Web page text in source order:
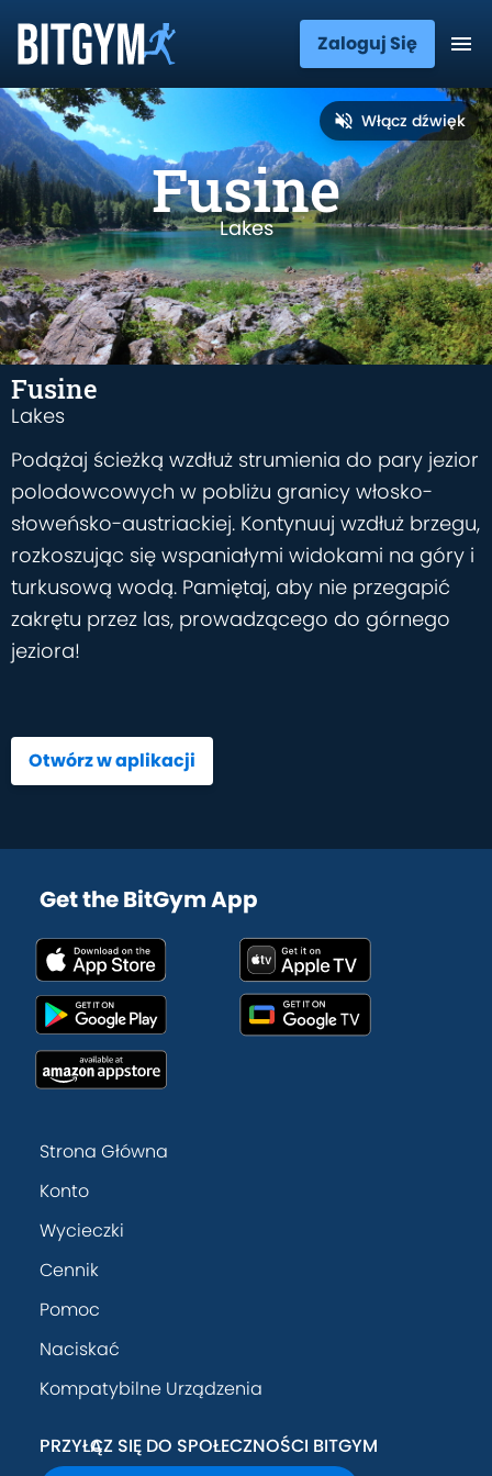
Zaloguj Się
Włącz dźwięk
Fusine
Lakes
Fusine
Lakes
Podążaj ścieżką wzdłuż strumienia do pary jezior
polodowcowych w pobliżu granicy włosko-
słoweńsko-austriackiej. Kontynuuj wzdłuż brzegu,
rozkoszując się wspaniałymi widokami na góry i
turkusową wodą. Pamiętaj, aby nie przegapić
zakrętu przez las, prowadzącego do górnego
jeziora!
Otwórz w aplikacji
Get the BitGym App
Strona Główna
Konto
Wycieczki
Cennik
Pomoc
Naciskać
Kompatybilne Urządzenia
PRZYŁĄCZ SIĘ DO SPOŁECZNOŚCI BITGYM